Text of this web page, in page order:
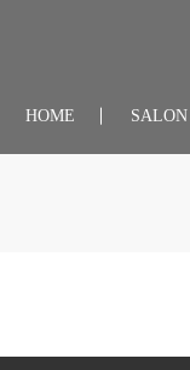
HOME SALON